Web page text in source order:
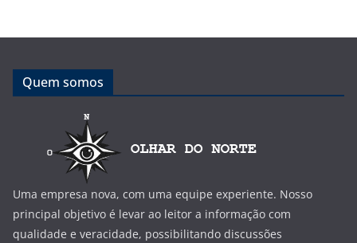
Quem somos
Uma empresa nova, com uma equipe experiente. Nosso
principal objetivo é levar ao leitor a informação com
qualidade e veracidade, possibilitando discussões